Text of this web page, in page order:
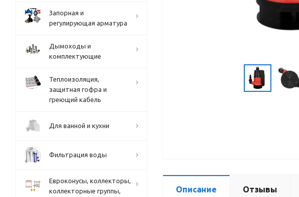
Описание Отзывы
Запорная и
регулирующая арматура
Дымоходы и
комплектующие
Теплоизоляция,
защитная гофра и
греющий кабель
Для ванной и кухни
Фильтрация воды
Евроконусы, коллекторы,
коллекторные группы,